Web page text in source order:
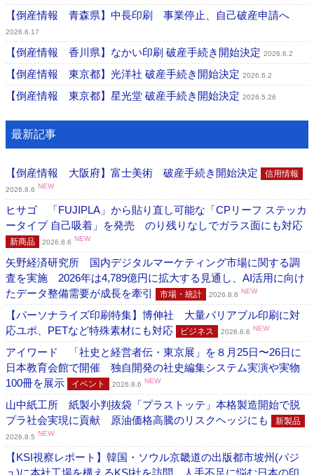
【倒産情報 青森県】中長印刷 事業停止、自己破産申請へ
2026.6.17
【倒産情報 香川県】なかい印刷 破産手続き開始決定 2026.6.2
【倒産情報 東京都】光洋社 破産手続き開始決定 2026.6.2
【倒産情報 東京都】星光堂 破産手続き開始決定 2026.5.26
最新記事
【倒産情報 大阪府】富士美術 破産手続き開始決定 信用情報
2026.8.6 NEW
ヒサゴ 「FUJIPLA」から貼り直し可能な「CPリーフ ステッカ
ータイプ 自己吸着」を発売 のり残りなしでガラス面にも対応
新商品 2026.8.6 NEW
矢野経済研究所 国内デジタルマーケティング市場に関する調
査を実施 2026年は4,789億円に拡大する見通し、AI活用に向け
たデータ整備需要が成長を牽引
市場・統計 2026.8.6 NEW
【パーソナライズ印刷特集】博伸社 大量バリアブル印刷に対
応ユポ、PETなど特殊素材にも対応
ビジネス 2026.8.6 NEW
アイワード 「社史と経営者伝・東京展」を８月25日〜26日に
日本教育会館で開催 独自開発の社史編集システム実演や実物
100冊を展示
イベント 2026.8.6 NEW
山中紙工所 紙製小判抜袋「プラストッテ」本格製造開始で脱
プラ社会実現に貢献 原油価格高騰のリスクヘッジにも
新製品
2026.8.5 NEW
【KSI視察レポート】韓国・ソウル京畿道の出版都市坡州(パジ
ュ)に本社工場を構えるKSI社を訪問 人手不足に悩む日本の印